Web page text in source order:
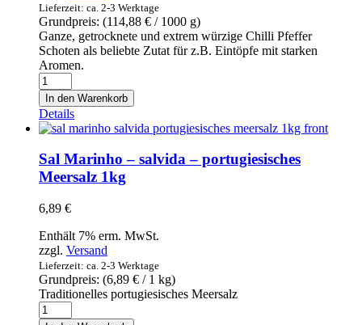
Lieferzeit: ca. 2-3 Werktage
Grundpreis: (114,88 € / 1000 g)
Ganze, getrocknete und extrem würzige Chilli Pfeffer
Schoten als beliebte Zutat für z.B. Eintöpfe mit starken
Aromen.
Vainas
de
ají
-
La
Barraca
-
Chilli
Schoten
Menge
In den Warenkorb
Details
Sal Marinho – salvida – portugiesisches
Meersalz 1kg
6,89 €
Enthält 7% erm. MwSt.
zzgl. Versand
Lieferzeit: ca. 2-3 Werktage
Grundpreis: (6,89 € / 1 kg)
Traditionelles portugiesisches Meersalz
Sal
Marinho